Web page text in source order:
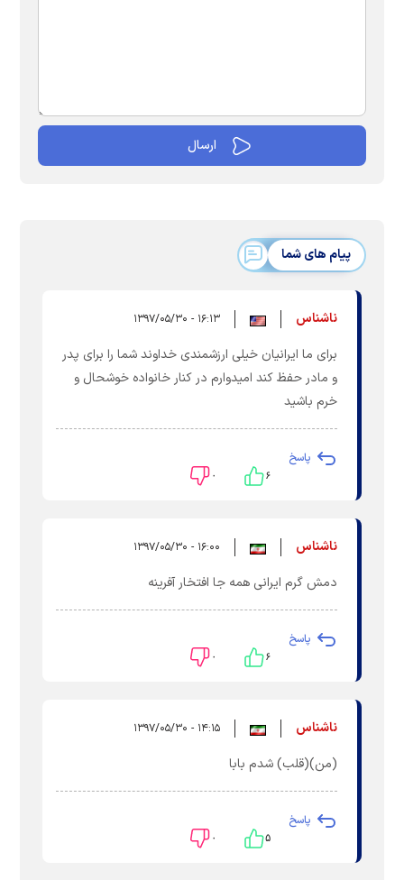
پیام های شما
ناشناس ۱۶:۱۳ - ۱۳۹۷/۰۵/۳۰
برای ما ایرانیان خیلی ارزشمندی خداوند شما را برای پدر
و مادر حفظ کند امیدوارم در کنار خانواده خوشحال و
خرم باشید
پاسخ
۶ ۰
ناشناس ۱۶:۰۰ - ۱۳۹۷/۰۵/۳۰
دمش گرم ایرانی همه جا افتخار آفرینه
پاسخ
۶ ۰
ناشناس ۱۴:۱۵ - ۱۳۹۷/۰۵/۳۰
(من)(قلب) شدم بابا
پاسخ
۵ ۰